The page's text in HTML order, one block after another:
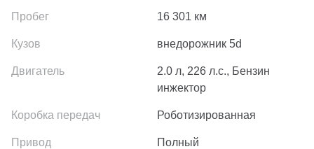
16 301 км
внедорожник 5d
2.0 л, 226 л.с., Бензин
инжектор
Роботизированная
Полный